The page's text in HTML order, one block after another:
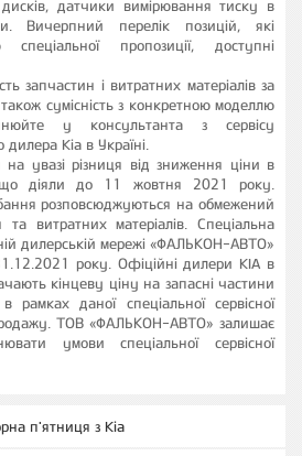
датчики вимірювання тиску в
Вичерпний перелік позицій, які
пропозиції, доступні
запчастин і витратних матеріалів за
сумісність з конкретною моделлю
у консультанта з сервісу
Kia в Україні.
на увазі різниця від зниження ціни в
що діяли до 11 жовтня 2021 року.
розповсюджуються на обмежений
витратних матеріалів. Спеціальна
дилерській мережі «ФАЛЬКОН-АВТО»
року. Офіційні дилери KIA в
кінцеву ціну на запасні частини
рамках даної спеціальної сервісної
ТОВ «ФАЛЬКОН-АВТО» залишає
умови спеціальної сервісної
п'ятниця з Kia